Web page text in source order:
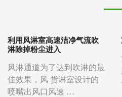
利用风淋室高速洁净气流吹
淋除掉粉尘进入
风淋通道为了达到吹淋的最
佳效果，风 货淋室设计的
喷嘴出风口风速 …